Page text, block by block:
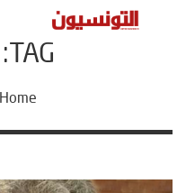
TAG: الاخولن
Home